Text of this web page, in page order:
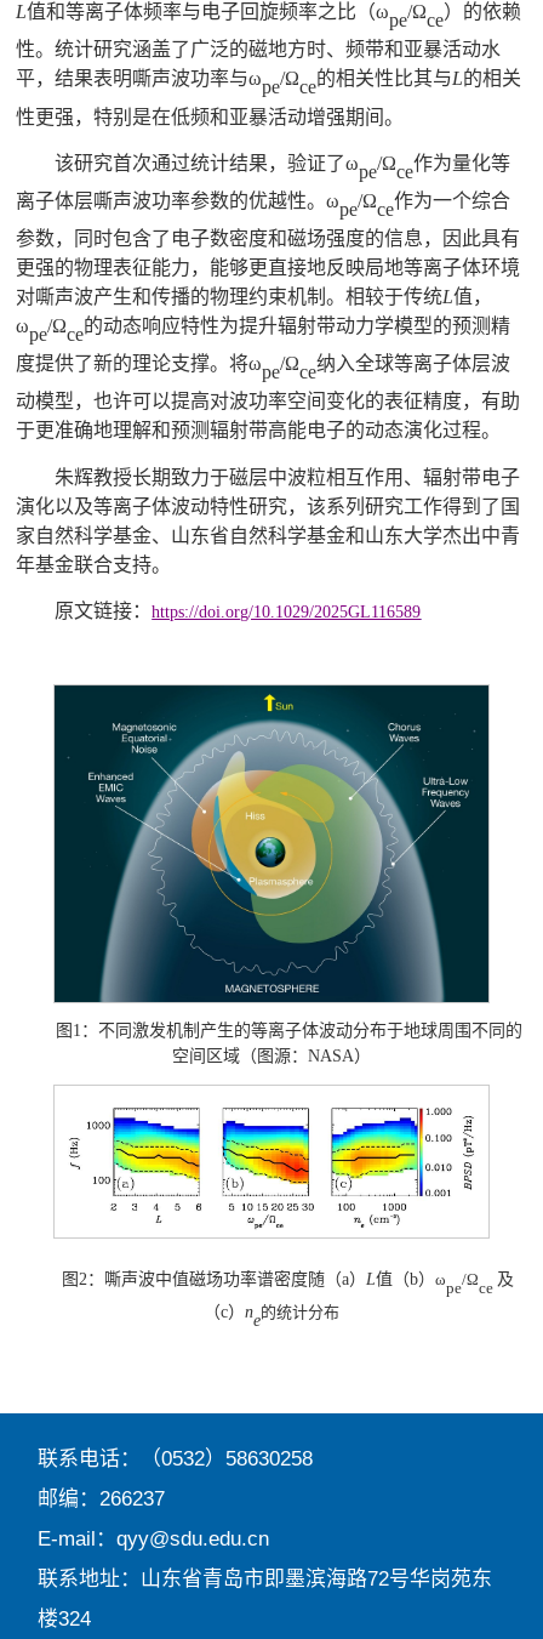
L值和等离子体频率与电子回旋频率之比（ωpe/Ωce）的依赖
性。统计研究涵盖了广泛的磁地方时、频带和亚暴活动水
平，结果表明嘶声波功率与ωpe/Ωce的相关性比其与L的相关
性更强，特别是在低频和亚暴活动增强期间。
该研究首次通过统计结果，验证了ωpe/Ωce作为量化等
离子体层嘶声波功率参数的优越性。ωpe/Ωce作为一个综合
参数，同时包含了电子数密度和磁场强度的信息，因此具有
更强的物理表征能力，能够更直接地反映局地等离子体环境
对嘶声波产生和传播的物理约束机制。相较于传统L值，
ωpe/Ωce的动态响应特性为提升辐射带动力学模型的预测精
度提供了新的理论支撑。将ωpe/Ωce纳入全球等离子体层波
动模型，也许可以提高对波功率空间变化的表征精度，有助
于更准确地理解和预测辐射带高能电子的动态演化过程。
朱辉教授长期致力于磁层中波粒相互作用、辐射带电子
演化以及等离子体波动特性研究，该系列研究工作得到了国
家自然科学基金、山东省自然科学基金和山东大学杰出中青
年基金联合支持。
原文链接：https://doi.org/10.1029/2025GL116589
图1：不同激发机制产生的等离子体波动分布于地球周围不同的
空间区域（图源： NASA）
图 2 ：嘶声波中值磁场功率谱密度随（a） L值（b） ωpe/Ωce 及
（c） ne的统计分布
联系电话：（0532）58630258
邮编：266237
E-mail：qyy@sdu.edu.cn
联系地址：山东省青岛市即墨滨海路72号华岗苑东
楼324